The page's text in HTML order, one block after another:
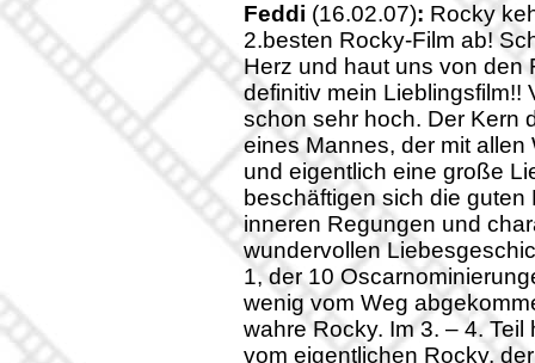
Feddi (16.02.07): Rocky
2.besten Rocky-Film ab!
Herz und haut uns von den
definitiv mein Lieblingsfilm!!
schon sehr hoch. Der Kern
eines Mannes, der mit
und eigentlich eine große
beschäftigen sich die
inneren Regungen und
wundervollen
1, der 10
wenig vom Weg
wahre Rocky. Im 3. – 4.
vom eigentlichen Rocky,